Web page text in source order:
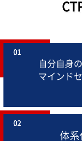
01
自分自身
マインド
02
体系